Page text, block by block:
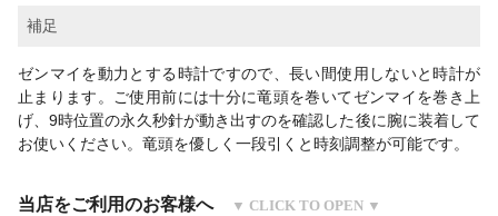
補足
ゼンマイを動力とする時計ですので、長い間使用しないと時計が
止まります。ご使用前には十分に竜頭を巻いてゼンマイを巻き上
げ、9時位置の永久秒針が動き出すのを確認した後に腕に装着して
お使いください。竜頭を優しく一段引くと時刻調整が可能です。
当店をご利用のお客様へ